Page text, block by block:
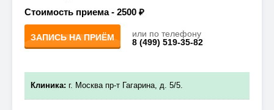
Стоимость приема - 2500 ₽
ЗАПИСЬ НА ПРИЁМ
или по телефону
8 (499) 519-35-82
Клиника: г. Москва пр-т Гагарина, д. 5/5.